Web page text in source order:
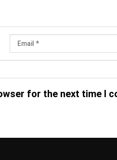
for the next time I